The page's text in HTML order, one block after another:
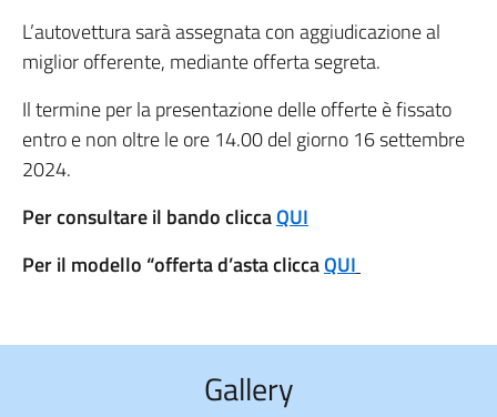
L’autovettura sarà assegnata con aggiudicazione al
miglior offerente, mediante offerta segreta.
Il termine per la presentazione delle offerte è fissato
entro e non oltre le ore 14.00 del giorno 16 settembre
2024.
Per consultare il bando cliccaQUI
Per il modello “offerta d’asta cliccaQUI
Gallery